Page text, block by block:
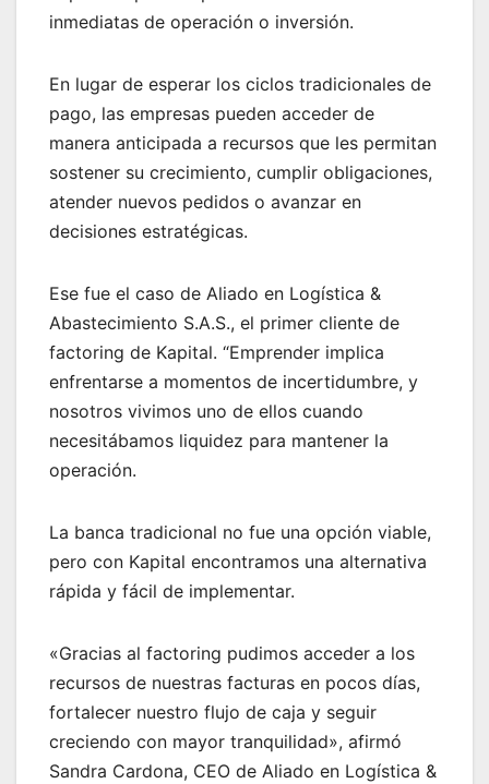
inmediatas de operación o inversión.
En lugar de esperar los ciclos tradicionales de
pago, las empresas pueden acceder de
manera anticipada a recursos que les permitan
sostener su crecimiento, cumplir obligaciones,
atender nuevos pedidos o avanzar en
decisiones estratégicas.
Ese fue el caso de Aliado en Logística &
Abastecimiento S.A.S., el primer cliente de
factoring de Kapital. “Emprender implica
enfrentarse a momentos de incertidumbre, y
nosotros vivimos uno de ellos cuando
necesitábamos liquidez para mantener la
operación.
La banca tradicional no fue una opción viable,
pero con Kapital encontramos una alternativa
rápida y fácil de implementar.
«Gracias al factoring pudimos acceder a los
recursos de nuestras facturas en pocos días,
fortalecer nuestro flujo de caja y seguir
creciendo con mayor tranquilidad», afirmó
Sandra Cardona, CEO de Aliado en Logística &